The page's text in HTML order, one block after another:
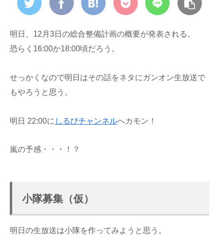
明日、12月3日の総合整備計画の概要が発表される。
恐らく16:00か18:00頃だろう。
せっかくなので明日はその話をネタにガンオン生放送で
もやろうと思う。
明日 22:00に しるびチャンネルへカモン！
嵐の予感・・・！？
小隊募集（仮）
明日の生放送は小隊を作ってみようと思う。